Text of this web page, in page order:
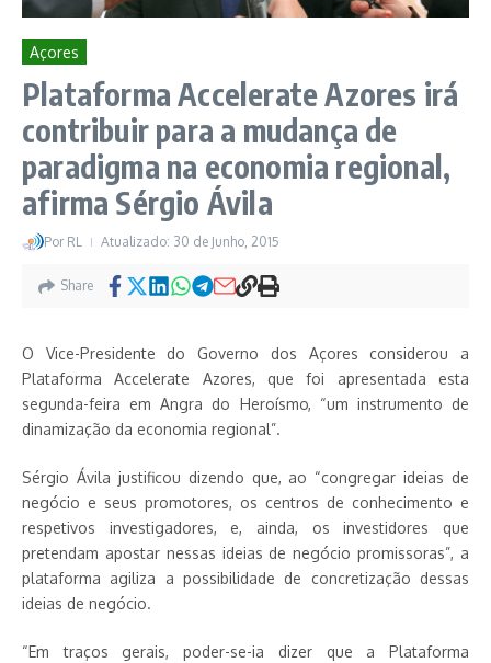
Açores
Plataforma Accelerate Azores irá
contribuir para a mudança de
paradigma na economia regional,
afirma Sérgio Ávila
Por RL Atualizado: 30 de Junho, 2015
Share
O Vice-Presidente do Governo dos Açores considerou a
Plataforma Accelerate Azores, que foi apresentada esta
segunda-feira em Angra do Heroísmo, “um instrumento de
dinamização da economia regional”.
Sérgio Ávila justificou dizendo que, ao “congregar ideias de
negócio e seus promotores, os centros de conhecimento e
respetivos investigadores, e, ainda, os investidores que
pretendam apostar nessas ideias de negócio promissoras”, a
plataforma agiliza a possibilidade de concretização dessas
ideias de negócio.
“Em traços gerais, poder-se-ia dizer que a Plataforma